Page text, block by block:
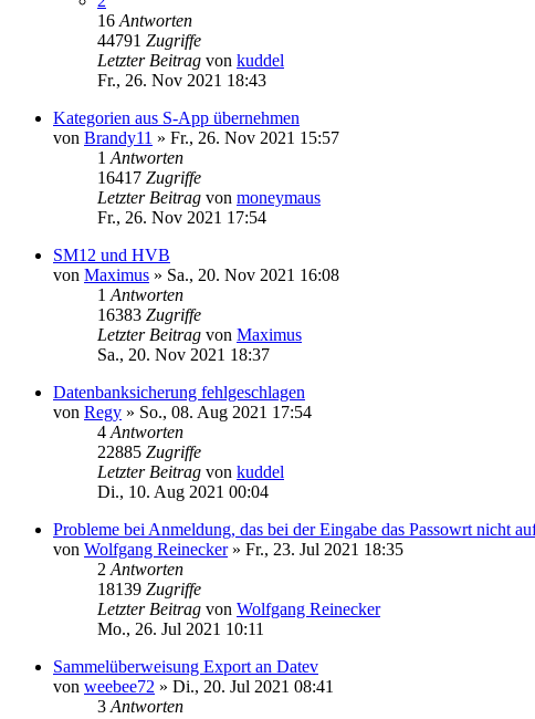
16 Antworten
44791 Zugriffe
Letzter Beitrag von kuddel
Fr., 26. Nov 2021 18:43
Kategorien aus S-App übernehmen
von Brandy11 » Fr., 26. Nov 2021 15:57
1 Antworten
16417 Zugriffe
Letzter Beitrag von moneymaus
Fr., 26. Nov 2021 17:54
SM12 und HVB
von Maximus » Sa., 20. Nov 2021 16:08
1 Antworten
16383 Zugriffe
Letzter Beitrag von Maximus
Sa., 20. Nov 2021 18:37
Datenbanksicherung fehlgeschlagen
von Regy » So., 08. Aug 2021 17:54
4 Antworten
22885 Zugriffe
Letzter Beitrag von kuddel
Di., 10. Aug 2021 00:04
Probleme bei Anmeldung, das bei der Eingabe das Passowrt nicht
von Wolfgang Reinecker» Fr., 23. Jul 2021 18:35
2 Antworten
18139 Zugriffe
Letzter Beitrag von Wolfgang Reinecker
Mo., 26. Jul 2021 10:11
Sammelüberweisung Export an Datev
von weebee72 » Di., 20. Jul 2021 08:41
3 Antworten